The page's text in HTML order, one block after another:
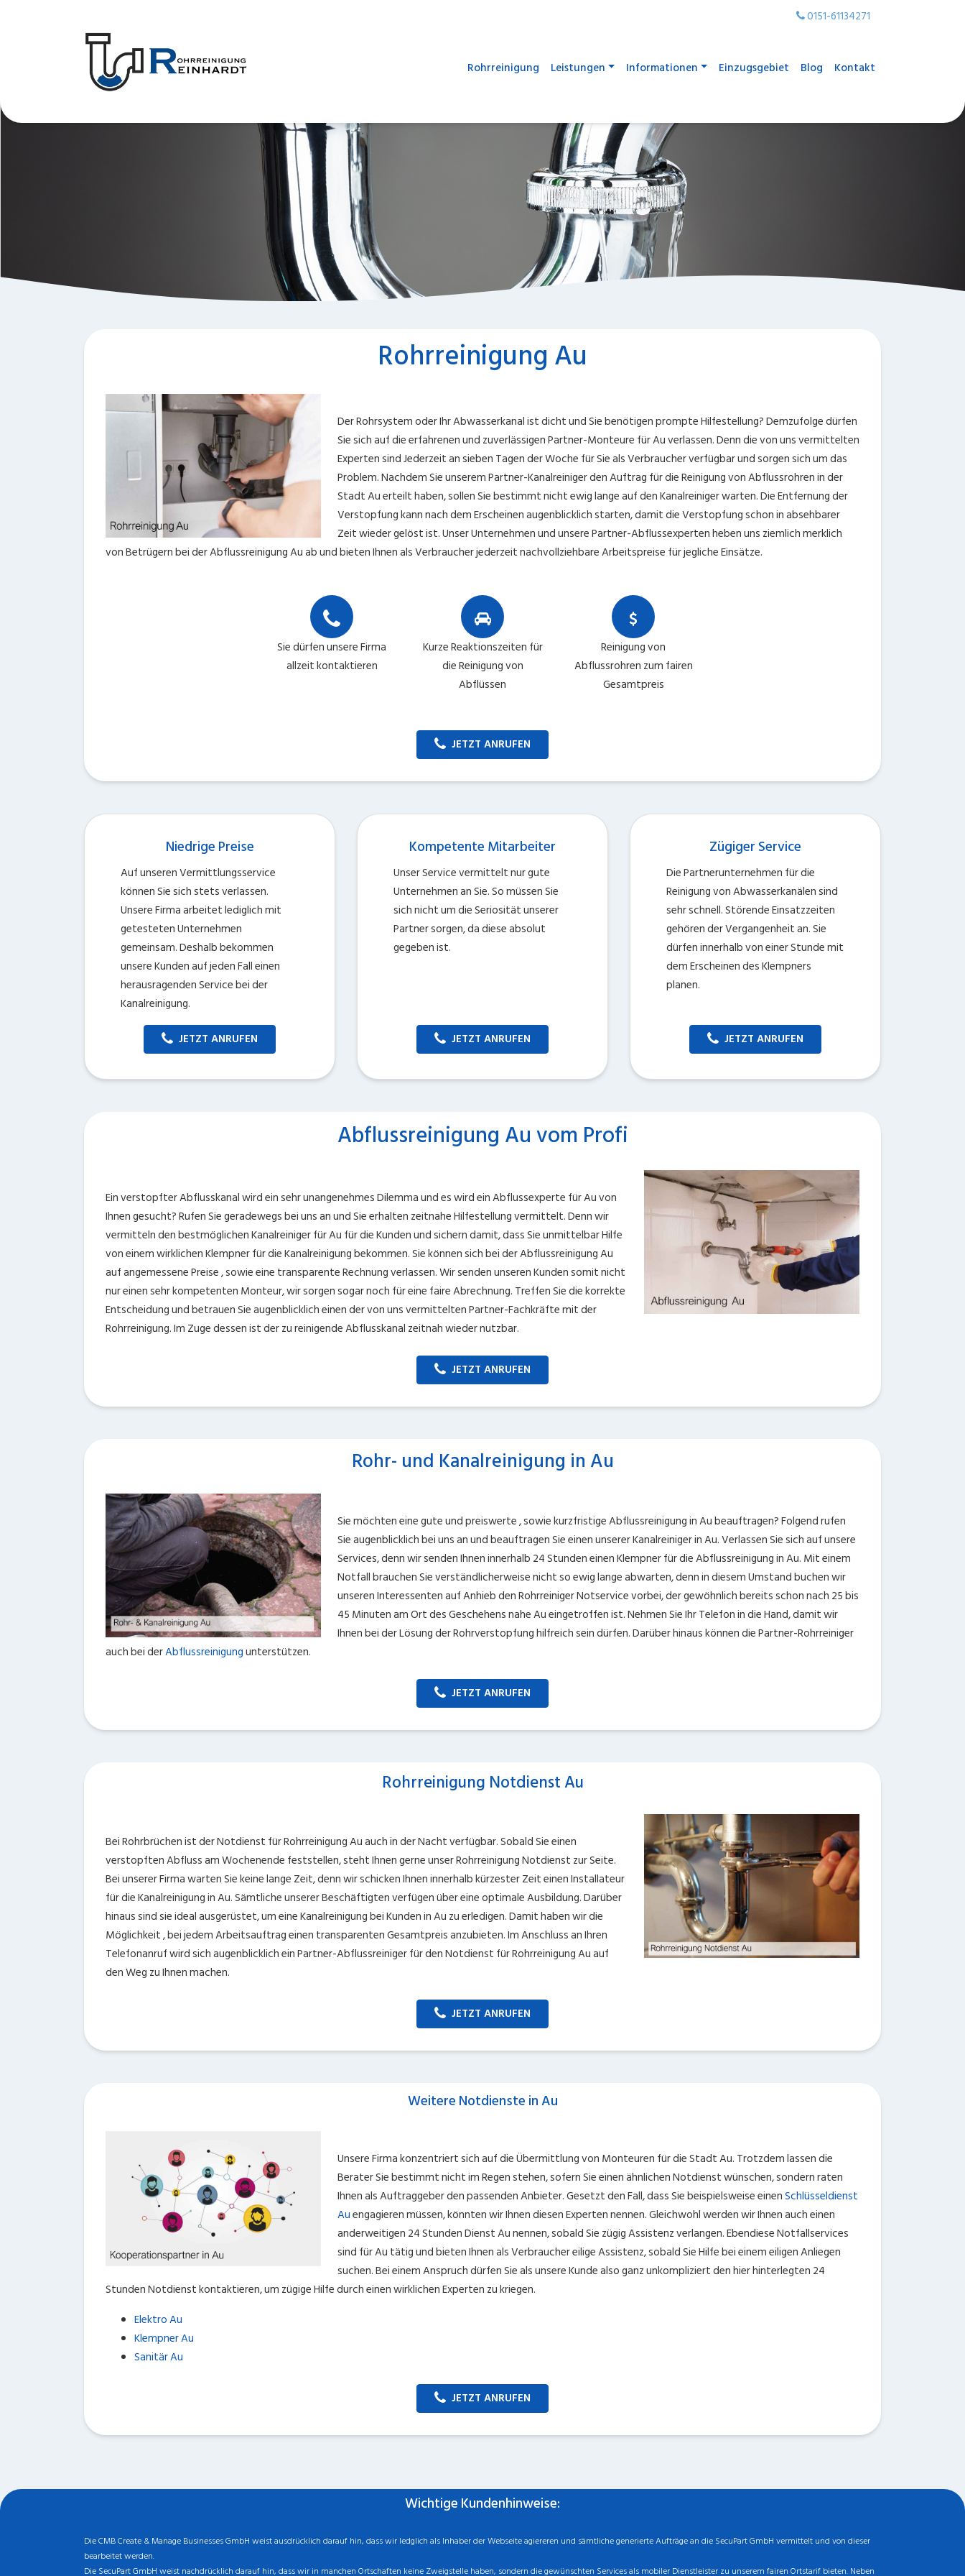
0151-61134271
Rohrreinigung Leistungen Informationen Einzugsgebiet Blog Kontakt
Rohrreinigung Au
Der Rohrsystem oder Ihr Abwasserkanal ist dicht und Sie benötigen prompte Hilfestellung? Demzufolge dürfen
Sie sich auf die erfahrenen und zuverlässigen Partner-Monteure für Au verlassen. Denn die von uns vermittelten
Experten sind Jederzeit an sieben Tagen der Woche für Sie als Verbraucher verfügbar und sorgen sich um das
Problem. Nachdem Sie unserem Partner-Kanalreiniger den Auftrag für die Reinigung von Abflussrohren in der
Stadt Au erteilt haben, sollen Sie bestimmt nicht ewig lange auf den Kanalreiniger warten. Die Entfernung der
Verstopfung kann nach dem Erscheinen augenblicklich starten, damit die Verstopfung schon in absehbarer
Zeit wieder gelöst ist. Unser Unternehmen und unsere Partner-Abflussexperten heben uns ziemlich merklich
von Betrügern bei der Abflussreinigung Au ab und bieten Ihnen als Verbraucher jederzeit nachvollziehbare Arbeitspreise für jegliche Einsätze.
Sie dürfen unsere Firma
allzeit kontaktieren
Kurze Reaktionszeiten für
die Reinigung von
Abflüssen
Reinigung von
Abflussrohren zum fairen
Gesamtpreis
JETZT ANRUFEN
Niedrige Preise
Auf unseren Vermittlungsservice
können Sie sich stets verlassen.
Unsere Firma arbeitet lediglich mit
getesteten Unternehmen
gemeinsam. Deshalb bekommen
unsere Kunden auf jeden Fall einen
herausragenden Service bei der
Kanalreinigung.
JETZT ANRUFEN
Kompetente Mitarbeiter
Unser Service vermittelt nur gute
Unternehmen an Sie. So müssen Sie
sich nicht um die Seriosität unserer
Partner sorgen, da diese absolut
gegeben ist.
JETZT ANRUFEN
Zügiger Service
Die Partnerunternehmen für die
Reinigung von Abwasserkanälen sind
sehr schnell. Störende Einsatzzeiten
gehören der Vergangenheit an. Sie
dürfen innerhalb von einer Stunde mit
dem Erscheinen des Klempners
planen.
JETZT ANRUFEN
Abflussreinigung Au vom Profi
Ein verstopfter Abflusskanal wird ein sehr unangenehmes Dilemma und es wird ein Abflussexperte für Au von
Ihnen gesucht? Rufen Sie geradewegs bei uns an und Sie erhalten zeitnahe Hilfestellung vermittelt. Denn wir
vermitteln den bestmöglichen Kanalreiniger für Au für die Kunden und sichern damit, dass Sie unmittelbar Hilfe
von einem wirklichen Klempner für die Kanalreinigung bekommen. Sie können sich bei der Abflussreinigung Au
auf angemessene Preise , sowie eine transparente Rechnung verlassen. Wir senden unseren Kunden somit nicht
nur einen sehr kompetenten Monteur, wir sorgen sogar noch für eine faire Abrechnung. Treffen Sie die korrekte
Entscheidung und betrauen Sie augenblicklich einen der von uns vermittelten Partner-Fachkräfte mit der
Rohrreinigung. Im Zuge dessen ist der zu reinigende Abflusskanal zeitnah wieder nutzbar.
JETZT ANRUFEN
Rohr- und Kanalreinigung in Au
Sie möchten eine gute und preiswerte , sowie kurzfristige Abflussreinigung in Au beauftragen? Folgend rufen
Sie augenblicklich bei uns an und beauftragen Sie einen unserer Kanalreiniger in Au. Verlassen Sie sich auf unsere
Services, denn wir senden Ihnen innerhalb 24 Stunden einen Klempner für die Abflussreinigung in Au. Mit einem
Notfall brauchen Sie verständlicherweise nicht so ewig lange abwarten, denn in diesem Umstand buchen wir
unseren Interessenten auf Anhieb den Rohrreiniger Notservice vorbei, der gewöhnlich bereits schon nach 25 bis
45 Minuten am Ort des Geschehens nahe Au eingetroffen ist. Nehmen Sie Ihr Telefon in die Hand, damit wir
Ihnen bei der Lösung der Rohrverstopfung hilfreich sein dürfen. Darüber hinaus können die Partner-Rohrreiniger
auch bei derAbflussreinigungunterstützen.
JETZT ANRUFEN
Rohrreinigung Notdienst Au
Bei Rohrbrüchen ist der Notdienst für Rohrreinigung Au auch in der Nacht verfügbar. Sobald Sie einen
verstopften Abfluss am Wochenende feststellen, steht Ihnen gerne unser Rohrreinigung Notdienst zur Seite.
Bei unserer Firma warten Sie keine lange Zeit, denn wir schicken Ihnen innerhalb kürzester Zeit einen Installateur
für die Kanalreinigung in Au. Sämtliche unserer Beschäftigten verfügen über eine optimale Ausbildung. Darüber
hinaus sind sie ideal ausgerüstet, um eine Kanalreinigung bei Kunden in Au zu erledigen. Damit haben wir die
Möglichkeit , bei jedem Arbeitsauftrag einen transparenten Gesamtpreis anzubieten. Im Anschluss an Ihren
Telefonanruf wird sich augenblicklich ein Partner-Abflussreiniger für den Notdienst für Rohrreinigung Au auf
den Weg zu Ihnen machen.
JETZT ANRUFEN
Weitere Notdienste in Au
Unsere Firma konzentriert sich auf die Übermittlung von Monteuren für die Stadt Au. Trotzdem lassen die
Berater Sie bestimmt nicht im Regen stehen, sofern Sie einen ähnlichen Notdienst wünschen, sondern raten
Ihnen als Auftraggeber den passenden Anbieter. Gesetzt den Fall, dass Sie beispielsweise einenSchlüsseldienst
Auengagieren müssen, könnten wir Ihnen diesen Experten nennen. Gleichwohl werden wir Ihnen auch einen
anderweitigen 24 Stunden Dienst Au nennen, sobald Sie zügig Assistenz verlangen. Ebendiese Notfallservices
sind für Au tätig und bieten Ihnen als Verbraucher eilige Assistenz, sobald Sie Hilfe bei einem eiligen Anliegen
suchen. Bei einem Anspruch dürfen Sie als unsere Kunde also ganz unkompliziert den hier hinterlegten 24
Stunden Notdienst kontaktieren, um zügige Hilfe durch einen wirklichen Experten zu kriegen.
Elektro Au
Klempner Au
Sanitär Au
JETZT ANRUFEN
Wichtige Kundenhinweise:
Die CMB Create & Manage Businesses GmbH weist ausdrücklich darauf hin, dass wir ledglich als Inhaber der Webseite agiereren und sämtliche generierte Aufträge an die SecuPart GmbH vermittelt und von dieser
bearbeitet werden.
Die SecuPart GmbH weist nachdrücklich darauf hin, dass wir in manchen Ortschaften keine Zweigstelle haben, sondern die gewünschten Services als mobiler Dienstleister zu unserem fairen Ortstarif bieten. Neben